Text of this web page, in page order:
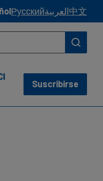
Русскийالعربية中文
Suscribirse